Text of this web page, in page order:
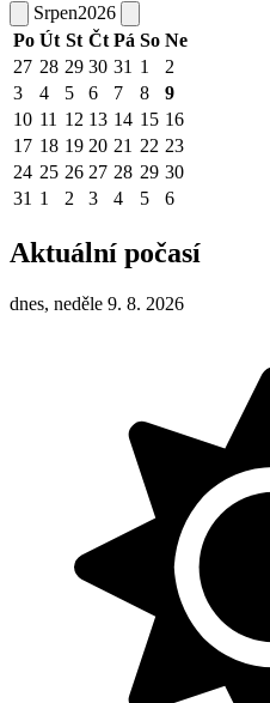
Srpen2026
Po Út St Čt Pá So Ne
27 28 29 30 31 1
2
3
4 5 6 7 8
9
10 11 12 13 14 15 16
17 18 19 20 21 22 23
24 25 26 27 28 29 30
31 1 2 3 4 5 6
Aktuální počasí
dnes, neděle 9. 8. 2026